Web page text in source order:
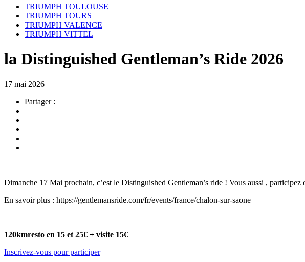
TRIUMPH TOULOUSE
TRIUMPH TOURS
TRIUMPH VALENCE
TRIUMPH VITTEL
la Distinguished Gentleman’s Ride 2026
17 mai 2026
Partager :
Dimanche 17 Mai prochain, c’est le Distinguished Gentleman’s ride ! Vous aussi ,
En savoir plus : https://gentlemansride.com/fr/events/france/chalon-sur-saone
120kmresto en 15 et 25€ + visite 15€
Inscrivez-vous pour participer